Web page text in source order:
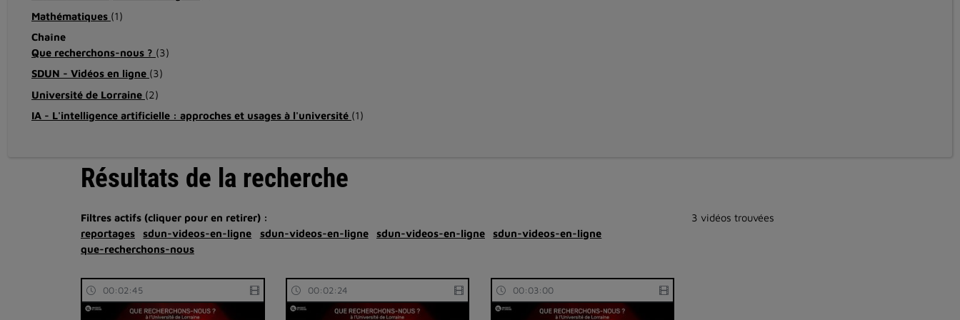
Mathématiques (1)
Chaîne
Que recherchons-nous ? (3)
SDUN - Vidéos en ligne (3)
Université de Lorraine (2)
IA - L'intelligence artificielle : approches et usages à l'université (1)
Résultats de la recherche
Filtres actifs (cliquer pour en retirer) :
reportages
sdun-videos-en-ligne sdun-videos-en-ligne sdun-videos-en-ligne
sdun-videos-en-ligne
que-recherchons-nous
3 vidéos trouvées
00:02:45 00:02:24 00:03:00